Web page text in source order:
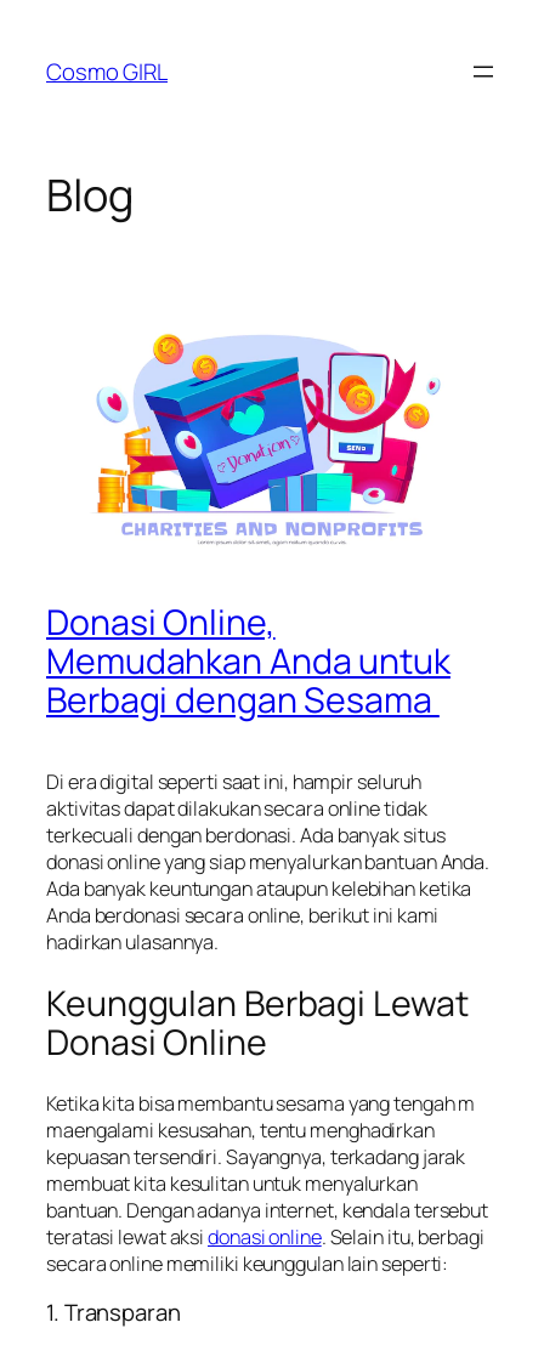
konten
Cosmo GIRL
Blog
Donasi Online,
Memudahkan Anda untuk
Berbagi dengan Sesama
Di era digital seperti saat ini, hampir seluruh
aktivitas dapat dilakukan secara online tidak
terkecuali dengan berdonasi. Ada banyak situs
donasi online yang siap menyalurkan bantuan Anda.
Ada banyak keuntungan ataupun kelebihan ketika
Anda berdonasi secara online, berikut ini kami
hadirkan ulasannya.
Keunggulan Berbagi Lewat
Donasi Online
Ketika kita bisa membantu sesama yang tengah m
maengalami kesusahan, tentu menghadirkan
kepuasan tersendiri. Sayangnya, terkadang jarak
membuat kita kesulitan untuk menyalurkan
bantuan. Dengan adanya internet, kendala tersebut
teratasi lewat aksidonasi online. Selain itu, berbagi
secara online memiliki keunggulan lain seperti:
1. Transparan